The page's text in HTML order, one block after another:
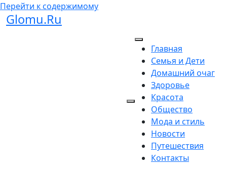
Перейти к содержимому
Glomu.Ru
Главная
Семья и Дети
Домашний очаг
Здоровье
Красота
Общество
Мода и стиль
Новости
Путешествия
Контакты